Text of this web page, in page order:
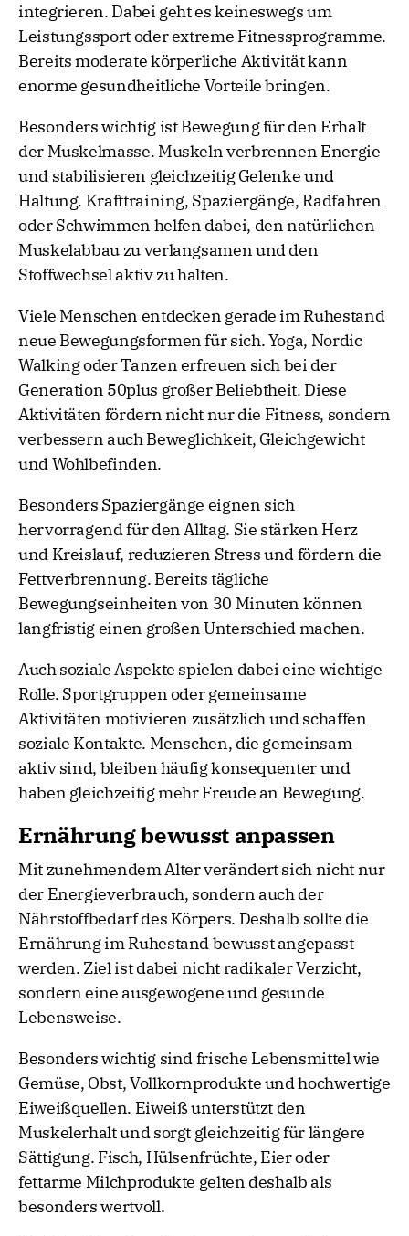
integrieren. Dabei geht es keineswegs um
Leistungssport oder extreme Fitnessprogramme.
Bereits moderate körperliche Aktivität kann
enorme gesundheitliche Vorteile bringen.
Besonders wichtig ist Bewegung für den Erhalt
der Muskelmasse. Muskeln verbrennen Energie
und stabilisieren gleichzeitig Gelenke und
Haltung. Krafttraining, Spaziergänge, Radfahren
oder Schwimmen helfen dabei, den natürlichen
Muskelabbau zu verlangsamen und den
Stoffwechsel aktiv zu halten.
Viele Menschen entdecken gerade im Ruhestand
neue Bewegungsformen für sich. Yoga, Nordic
Walking oder Tanzen erfreuen sich bei der
Generation 50plus großer Beliebtheit. Diese
Aktivitäten fördern nicht nur die Fitness, sondern
verbessern auch Beweglichkeit, Gleichgewicht
und Wohlbefinden.
Besonders Spaziergänge eignen sich
hervorragend für den Alltag. Sie stärken Herz
und Kreislauf, reduzieren Stress und fördern die
Fettverbrennung. Bereits tägliche
Bewegungseinheiten von 30 Minuten können
langfristig einen großen Unterschied machen.
Auch soziale Aspekte spielen dabei eine wichtige
Rolle. Sportgruppen oder gemeinsame
Aktivitäten motivieren zusätzlich und schaffen
soziale Kontakte. Menschen, die gemeinsam
aktiv sind, bleiben häufig konsequenter und
haben gleichzeitig mehr Freude an Bewegung.
Ernährung bewusst anpassen
Mit zunehmendem Alter verändert sich nicht nur
der Energieverbrauch, sondern auch der
Nährstoffbedarf des Körpers. Deshalb sollte die
Ernährung im Ruhestand bewusst angepasst
werden. Ziel ist dabei nicht radikaler Verzicht,
sondern eine ausgewogene und gesunde
Lebensweise.
Besonders wichtig sind frische Lebensmittel wie
Gemüse, Obst, Vollkornprodukte und hochwertige
Eiweißquellen. Eiweiß unterstützt den
Muskelerhalt und sorgt gleichzeitig für längere
Sättigung. Fisch, Hülsenfrüchte, Eier oder
fettarme Milchprodukte gelten deshalb als
besonders wertvoll.